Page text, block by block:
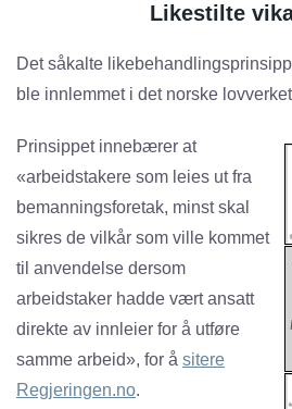
Likestilte
Det såkalte
ble innlemmet i det norske
Prinsippet innebærer at
«arbeidstakere som leies ut fra
bemanningsforetak, minst skal
sikres de vilkår som ville kommet
til anvendelse dersom
arbeidstaker hadde vært ansatt
direkte av innleier for å utføre
samme arbeid», for å sitere
Regjeringen.no.